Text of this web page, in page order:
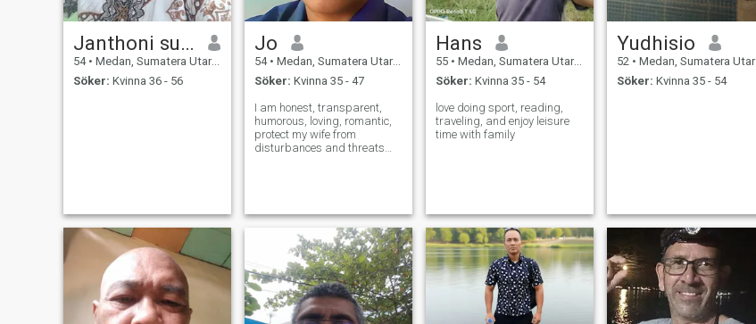
Janthoni surbakti
54 • Medan, Sumatera Utara, Indonesien
Söker: Kvinna 36 - 56
Jo
54 • Medan, Sumatera Utara, Indonesien
Söker: Kvinna 35 - 47
I am honest, transparent,
humorous, loving, romantic,
protect my wife from
disturbances and threats
Hans
55 • Medan, Sumatera Utara, Indonesien
Söker: Kvinna 35 - 54
love doing sport, reading,
traveling, and enjoy leisure
time with family
Yudhisio
52 • Medan, Sumatera Utara, Indonesien
Söker: Kvinna 35 - 54